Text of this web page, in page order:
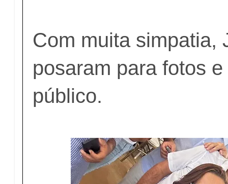
Com muita simpatia,
posaram para fotos
público.